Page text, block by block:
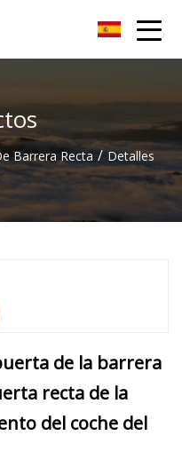
Barrera Recta / Detalles
de la barrera
recta de la
del coche del